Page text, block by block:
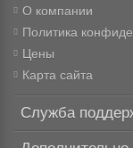
О компании
Политика
Цены
Карта сайта
Служба